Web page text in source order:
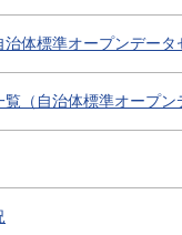
体標準オープンデータ
（自治体標準オープン